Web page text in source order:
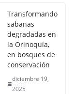
Transformando
sabanas
degradadas en
la Orinoquía,
en bosques de
conservación
diciembre 19,
2025